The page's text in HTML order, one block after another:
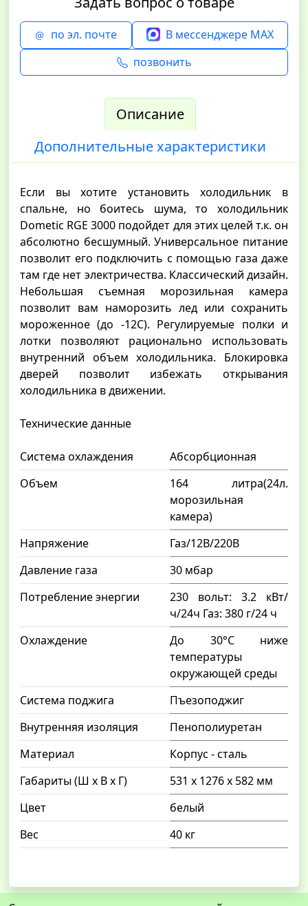
по эл. почте
В мессенджере MAX
позвонить
Описание
Дополнительные характеристики
Если вы хотите установить холодильник в
спальне, но боитесь шума, то холодильник
Dometic RGE 3000 подойдет для этих целей т.к. он
абсолютно бесшумный. Универсальное питание
позволит его подключить с помощью газа даже
там где нет электричества. Классический дизайн.
Небольшая съемная морозильная камера
позволит вам наморозить лед или сохранить
мороженное (до -12С). Регулируемые полки и
лотки позволяют рационально использовать
внутренний объем холодильника. Блокировка
дверей позволит избежать открывания
холодильника в движении.
Технические данные
Система охлаждения
Абсорбционная
Объем
164 литра(24л.
морозильная
камера)
Напряжение
Газ/12В/220В
Давление газа
30 мбар
Потребление энергии
230 вольт: 3.2 кВт/
ч/24ч Газ: 380 г/24 ч
Охлаждение
До 30°С ниже
температуры
окружающей среды
Система поджига
Пъезоподжиг
Внутренняя изоляция
Пенополиуретан
Материал
Корпус - сталь
Габариты (Ш x В x Г)
531 x 1276 х 582 мм
Цвет
белый
Вес
40 кг